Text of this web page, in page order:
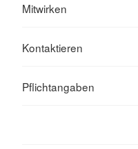
Mitwirken
Kontaktieren
Pflichtangaben